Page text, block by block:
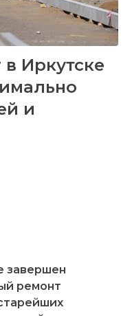
Иркутске
и
завершен
ремонт